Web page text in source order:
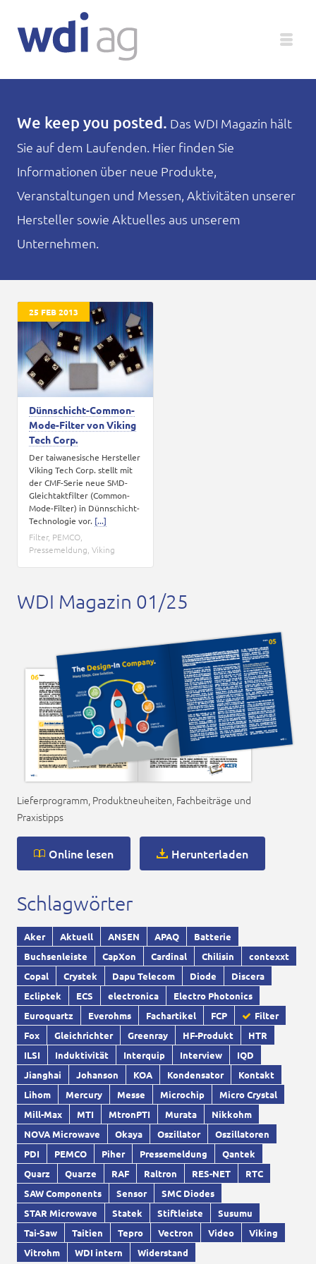
Unternehmen
Produkte
Service
Magazin
We keep you posted. Das WDI Magazin hält
Sie auf dem Laufenden. Hier finden Sie
Informationen über neue Produkte,
Veranstaltungen und Messen, Aktivitäten unserer
Hersteller sowie Aktuelles aus unserem
Unternehmen.
25 FEB 2013
Dünnschicht-Common-
Mode-Filter von Viking
Tech Corp.
Der taiwanesische Hersteller
Viking Tech Corp. stellt mit
der CMF-Serie neue SMD-
Gleichtaktfilter (Common-
Mode-Filter) in Dünnschicht-
Technologie vor. [...]
Filter, PEMCO
Pressemeldung Viking
WDI Magazin 01/25
Lieferprogramm, Produktneuheiten, Fachbeiträge und
Praxistipps
Online lesen Herunterladen
Schlagwörter
Aker Aktuell ANSEN APAQ
Batterie
Buchsenleiste
CapXon Cardinal Chilisin
contexxt
Copal
Crystek Dapu Telecom Diode
Discera
Ecliptek
ECS electronica
Electro Photonics
Euroquartz
Everohms Fachartikel FCP
Filter
Fox
Gleichrichter Greenray HF-Produkt
HTR
ILSI
Induktivität Interquip Interview
IQD
Jianghai
Johanson KOA Kondensator
Kontakt
Lihom
Mercury Messe Microchip
Micro Crystal
Mill-Max
MTI MtronPTI Murata
Nikkohm
NOVA Microwave
Okaya Oszillator
Oszillatoren
PDI
PEMCO Piher Pressemeldung
Qantek
Quarz
Quarze RAF Raltron RES-NET
RTC
SAW Components
Sensor
SMC Diodes
STAR Microwave
Statek Stiftleiste
Susumu
Tai-Saw
Taitien Tepro Vectron Video
Viking
Vitrohm
WDI intern Widerstand